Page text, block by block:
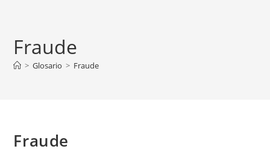
Fraude
> Glosario > Fraude
Fraude